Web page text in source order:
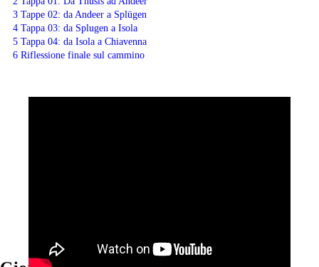
3 Tappe 02: da Andeer a Splügen
4 Tappa 03: da Splugen a Isola
5 Tappa 04: da Isola a Chiavenna
6 Riflessione finale sul cammino